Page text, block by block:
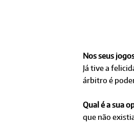
Nos seus
Já tive a
árbitro é
Qual é a sua
que não